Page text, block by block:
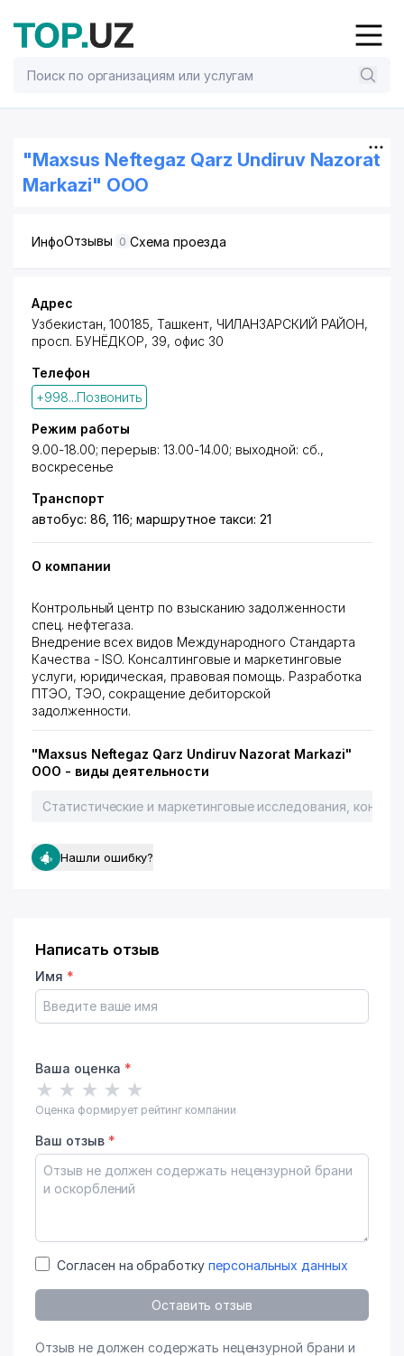
"Maxsus Neftegaz Qarz Undiruv Nazorat
Markazi" OOO
ИнфоОтзывы 0 Схема проезда
Адрес
Узбекистан, 100185, Ташкент, ЧИЛАНЗАРСКИЙ РАЙОН,
просп. БУНЁДКОР, 39, офис 30
Телефон
+998...Позвонить
Режим работы
9.00-18.00; перерыв: 13.00-14.00; выходной: сб.,
воскресенье
Транспорт
автобус: 86, 116; маршрутное такси: 21
О компании
Контрольный центр по взысканию задолженности
спец. нефтегаза.
Внедрение всех видов Международного Стандарта
Качества - ISO. Консалтинговые и маркетинговые
услуги, юридическая, правовая помощь. Разработка
ПТЭО, ТЭО, сокращение дебиторской
задолженности.
"Maxsus Neftegaz Qarz Undiruv Nazorat Markazi"
OOO - виды деятельности
Статистические и маркетинговые исследования,
Нашли ошибку?
Написать отзыв
Имя *
Ваша оценка *
★ ★ ★ ★ ★
Оценка формирует рейтинг компании
Ваш отзыв *
Согласен на обработку персональных данных
Оставить отзыв
Отзыв не должен содержать нецензурной брани и